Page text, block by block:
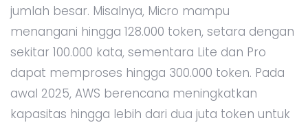
jumlah besar. Misalnya, Micro mampu
menangani hingga 128.000 token, setara dengan
sekitar 100.000 kata, sementara Lite dan Pro
dapat memproses hingga 300.000 token. Pada
awal 2025, AWS berencana meningkatkan
kapasitas hingga lebih dari dua juta token untuk